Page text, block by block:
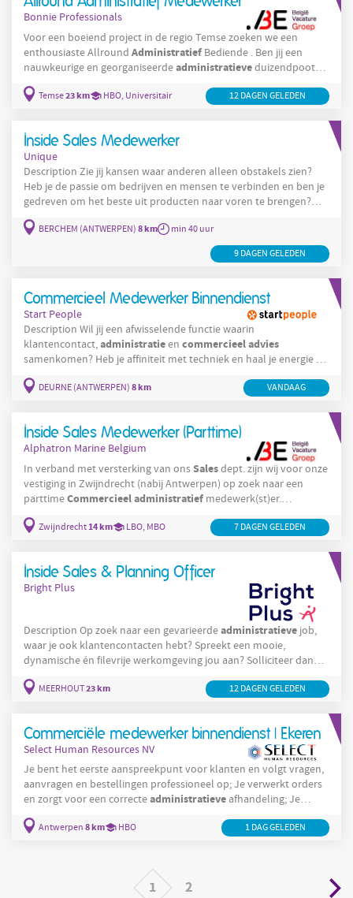
Bonnie Professionals
Voor een boeiend project in de regio Temse zoeken we een
enthousiaste Allround Administratief Bediende . Ben jij een
nauwkeurige en georganiseerdeadministratieveduizendpoot
met een passie voor structuur,
Dan is dit project écht iets voor jou! Je krijgt een gevarieerd en
Temse23 km HBO, Universitair 12 DAGEN GELEDEN
Inside Sales Medewerker
Unique
Description Zie jij kansen waar anderen alleen obstakels zien?
Heb je de passie om bedrijven en mensen te verbinden en ben je
gedreven om het beste uit producten naar voren te brengen?
Dan zijn wij op zoek naar jou! Voor een uitgeverij van juridische
en financiële boeken en software, kijkt Unique uit naar een Inside
. Binnen deze functie heb je zowel een
rol. Dit is
BERCHEM (ANTWERPEN) 8 km min 40 uur
9 DAGEN GELEDEN
Commercieel Medewerker Binnendienst
Start People
Description Wil jij een afwisselende functie waarin
klantencontact,administratieen commercieeladvies
samenkomen? Heb je affiniteit met techniek en haal je energie uit
het ondersteunen van klanten? Dan is deze uitdaging misschien
iets voor jou. Voor een stabiele en groeiende onderneming in de
DEURNE (ANTWERPEN) 8 km VANDAAG
Inside Sales Medewerker (Parttime)
Alphatron Marine Belgium
In verband met versterking van onsSalesdept. zijn wij voor onze
vestiging in Zwijndrecht (nabij Antwerpen) op zoek naar een
parttimeCommercieeladministratief medewerk(st)er.
Functieomschrijving: Behandelen van offerte aanvragen Orders
invoeren, verwerken en afsluiten in ons ERP-systeem
zoals
Zwijndrecht14 km LBO, MBO 7 DAGEN GELEDEN
Inside Sales & Planning Officer
Bright Plus
Description Op zoek naar een gevarieerdeadministratieve job,
waar je ook klantencontacten hebt? Spreekt een mooie,
dynamische én filevrije werkomgeving jou aan? Solliciteer dan
jij jouw administratieve, communicatieve én organisatorische
MEERHOUT23 km 12 DAGEN GELEDEN
Commerciële medewerker binnendienst | Ekeren
Select Human Resources NV
Je bent het eerste aanspreekpunt voor klanten en volgt vragen,
aanvragen en bestellingen professioneel op; Je verwerkt orders
en zorgt voor een correcteadministratieve afhandeling; Je
maakt offertes op en bewaakt prijsafspraken; Je ondersteunt
zowel hetCustomerService-team als de buitendienst; Je
Antwerpen 8 km HBO 1 DAG GELEDEN
1 2